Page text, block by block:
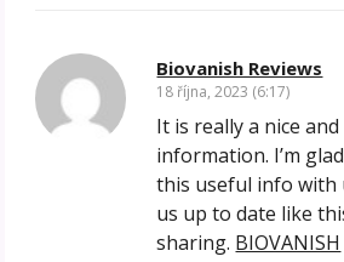
Biovanish Reviews
18 října, 2023 (6:17)
It is really a nice
information. I’m
this useful info with
us up to date like
sharing. BIOVANISH